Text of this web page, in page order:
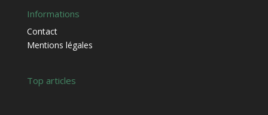
Informations
Contact
Mentions légales
Top articles